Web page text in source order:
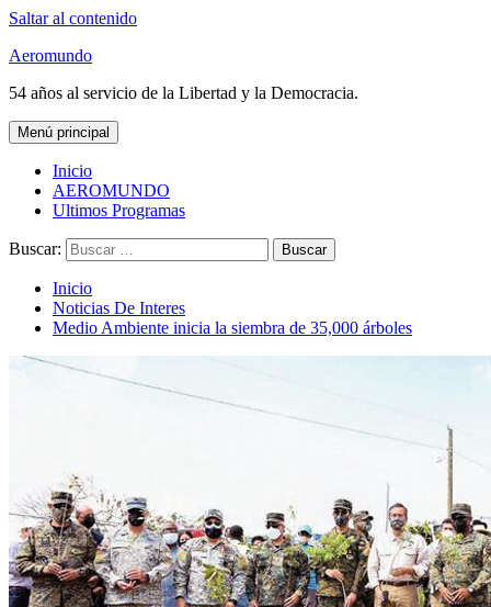
Saltar al contenido
Aeromundo
54 años al servicio de la Libertad y la Democracia.
Menú principal
Inicio
AEROMUNDO
Ultimos Programas
Buscar:
Inicio
Noticias De Interes
Medio Ambiente inicia la siembra de 35,000 árboles